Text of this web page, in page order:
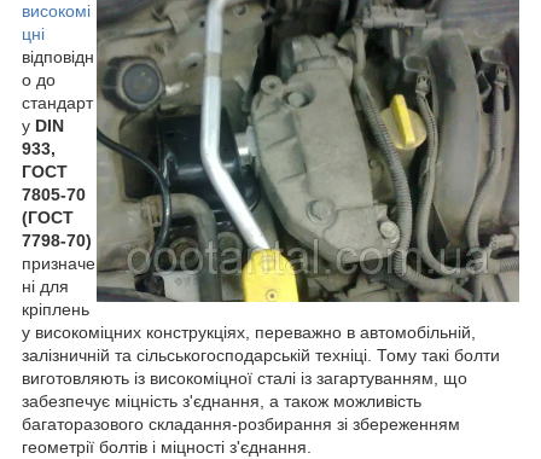
високомі
цні
відповідн
о до
стандарт
у DIN
933,
ГОСТ
7805-70
(ГОСТ
7798-70)
призначе
ні для
кріплень
у високоміцних конструкціях, переважно в автомобільній,
залізничній та сільськогосподарській техніці. Тому такі болти
виготовляють із високоміцної сталі із загартуванням, що
забезпечує міцність з'єднання, а також можливість
багаторазового складання-розбирання зі збереженням
геометрії болтів і міцності з'єднання.